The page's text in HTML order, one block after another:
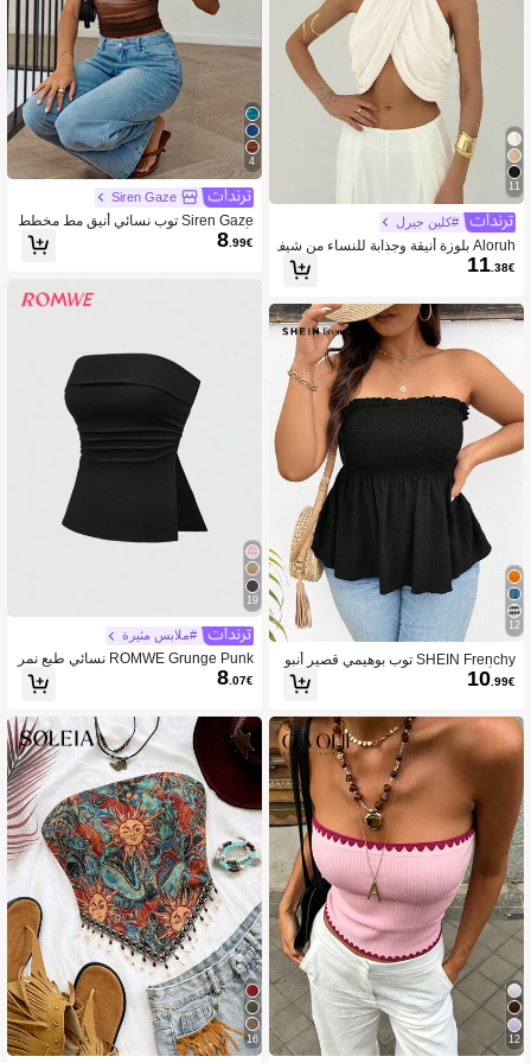
11
#كلين جيرل
Aloruh بلوزة أنيقة وجذابة للنساء من شيف
ون للعطلات، بتصميم أنيق مرن للرقبة وا
11.38€
12
SHEIN Frenchy توب بوهيمي قصير أنبو
بي بألوان سادة بحجم كبير للصيف
10.99€
12
4
Siren Gaze
Siren Gaze توب نسائي أنيق مط مخطط
بأسلوب الربط والصباغة للصيف
8.99€
19
#ملابس مثيرة
ROMWE Grunge Punk نسائي طبع نمر
الخصر مفتوح الذيل تصميم الجزء العلوي ا
8.07€
16